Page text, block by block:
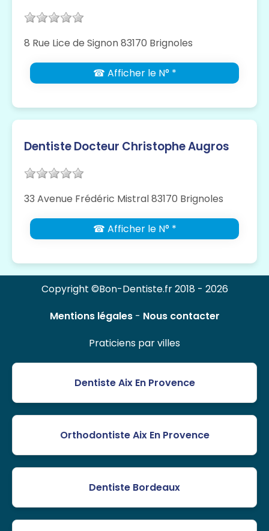
8 Rue Lice de Signon 83170 Brignoles
☎ Afficher le N° *
Dentiste Docteur Christophe Augros
33 Avenue Frédéric Mistral 83170 Brignoles
☎ Afficher le N° *
Copyright ©Bon-Dentiste.fr 2018 - 2026
Mentions légales- Nous contacter
Praticiens par villes
Dentiste Aix En Provence
Orthodontiste Aix En Provence
Dentiste Bordeaux